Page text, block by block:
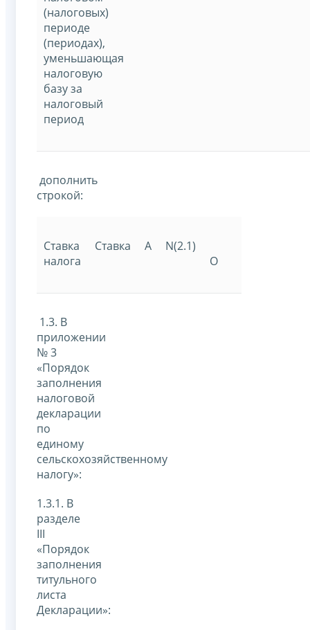
(налоговых)
периоде
(периодах),
уменьшающая
налоговую
базу за
налоговый
период
дополнить
строкой:
Ставка
налога
Ставка A
N(2.1)
О
1.3. В
приложении
№ 3
«Порядок
заполнения
налоговой
декларации
по
единому
сельскохозяйственному
налогу»:
1.3.1. В
разделе
III
«Порядок
заполнения
титульного
листа
Декларации»: